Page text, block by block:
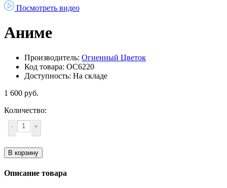
Посмотреть видео
Аниме
Производитель: Огненный Цветок
Код товара: ОС6220
Доступность: На складе
1 600 руб.
Количество:
- +
В корзину
Описание товара